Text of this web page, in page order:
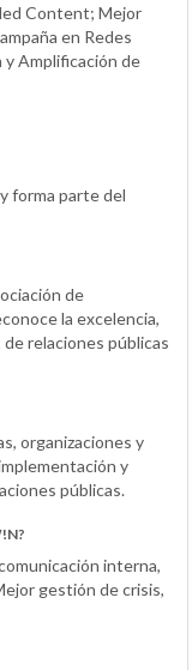
Content; Mejor
en Redes
y Amplificación de
forma parte del
de
la excelencia,
relaciones públicas
organizaciones y
y
públicas.
interna,
gestión de crisis,